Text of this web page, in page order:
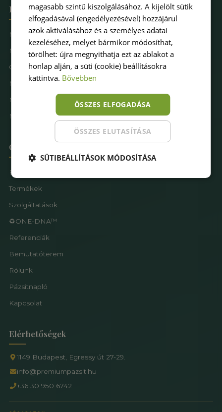
Hova keresel pázsitot
Műfű kertbe
Műfű teraszra
Családbarát műfű
Műfű kutyásoknak
Műfűves sportpálya
Műfű játszótérre
Oldaltérkép
Főoldal
Termékek
Szolgáltatások
♻️ONE-DNA™
Referenciák
Bemutatóterem
Rólunk
Pázsitnapló
Kapcsolat
Elérhetőségek
1149 Budapest, Egressy út 27-29.
info@premiumpazsit.hu
+36 30 950 6742
magasabb szintű kiszolgálásához. A kijelölt sütik
elfogadásával (engedélyezésével) hozzájárul
azok aktiválásához és a személyes adatai
kezeléséhez, melyet bármikor módosíthat,
törölhet: újra megnyithatja ezt az ablakot a
honlap alján, a süti (cookie) beállításokra
kattintva. Bővebben
ÖSSZES ELFOGADÁSA
ÖSSZES ELUTASÍTÁSA
SÜTIBEÁLLÍTÁSOK MÓDOSÍTÁSA